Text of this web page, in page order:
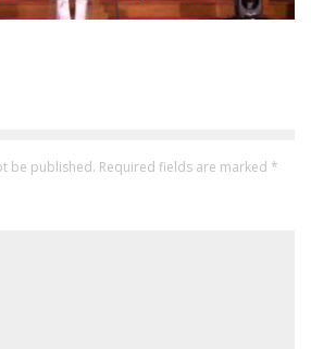
be published. Required fields are marked *